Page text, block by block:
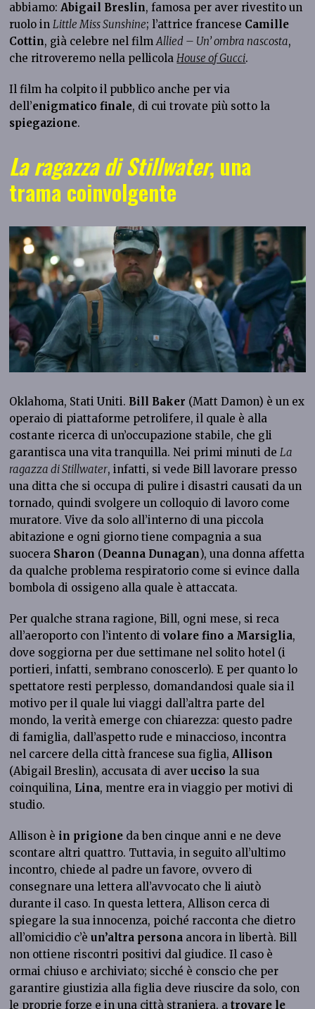
abbiamo:Abigail Breslin, famosa per aver rivestito un
ruolo inLittle Miss Sunshine; l’attrice francese Camille
Cottin, già celebre nel filmAllied – Un’ ombra nascosta,
che ritroveremo nella pellicolaHouse of Gucci.
Il film ha colpito il pubblico anche per via
dell’enigmatico finale, di cui trovate più sotto la
spiegazione.
La ragazza di Stillwater, una
trama coinvolgente
Oklahoma, Stati Uniti. Bill Baker (Matt Damon) è un ex
operaio di piattaforme petrolifere, il quale è alla
costante ricerca di un’occupazione stabile, che gli
garantisca una vita tranquilla. Nei primi minuti deLa
ragazza di Stillwater, infatti, si vede Bill lavorare presso
una ditta che si occupa di pulire i disastri causati da un
tornado, quindi svolgere un colloquio di lavoro come
muratore. Vive da solo all’interno di una piccola
abitazione e ogni giorno tiene compagnia a sua
suocera Sharon (Deanna Dunagan), una donna affetta
da qualche problema respiratorio come si evince dalla
bombola di ossigeno alla quale è attaccata.
Per qualche strana ragione, Bill, ogni mese, si reca
all’aeroporto con l’intento divolare fino a Marsiglia,
dove soggiorna per due settimane nel solito hotel (i
portieri, infatti, sembrano conoscerlo). E per quanto lo
spettatore resti perplesso, domandandosi quale sia il
motivo per il quale lui viaggi dall’altra parte del
mondo, la verità emerge con chiarezza: questo padre
di famiglia, dall’aspetto rude e minaccioso, incontra
nel carcere della città francese sua figlia,Allison
(Abigail Breslin), accusata di averucciso la sua
coinquilina, Lina, mentre era in viaggio per motivi di
studio.
Allison è in prigione da ben cinque anni e ne deve
scontare altri quattro. Tuttavia, in seguito all’ultimo
incontro, chiede al padre un favore, ovvero di
consegnare una lettera all’avvocato che li aiutò
durante il caso. In questa lettera, Allison cerca di
spiegare la sua innocenza, poiché racconta che dietro
all’omicidio c’èun’altra persona ancora in libertà. Bill
non ottiene riscontri positivi dal giudice. Il caso è
ormai chiuso e archiviato; sicché è conscio che per
garantire giustizia alla figlia deve riuscire da solo, con
le proprie forze e in una città straniera, atrovare le